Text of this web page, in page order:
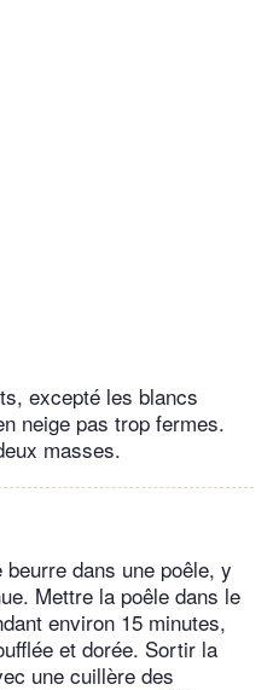
excepté les blancs
neige pas trop fermes.
masses.
dans une poêle, y
Mettre la poêle dans le
environ 15 minutes,
et dorée. Sortir la
une cuillère des